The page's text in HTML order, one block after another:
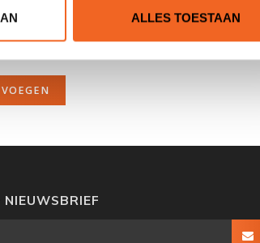
ALLES TOESTAAN
NIEUWSBRIEF